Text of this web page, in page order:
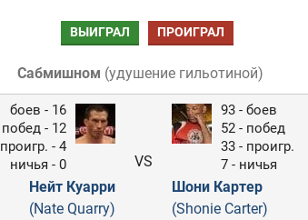
ВЫИГРАЛ ПРОИГРАЛ
Сабмишном (удушение гильотиной)
боев - 16
побед - 12
проигр. - 4
ничья - 0
Нейт Куарри
(Nate Quarry)
VS
93 - боев
52 - побед
33 - проигр.
7 - ничья
Шони Картер
(Shonie Carter)